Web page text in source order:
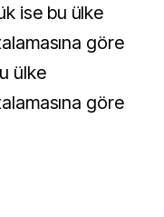
ise bu ülke
göre
ülke
göre